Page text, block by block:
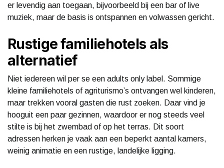
er levendig aan toegaan, bijvoorbeeld bij een bar of live
muziek, maar de basis is ontspannen en volwassen gericht.
Rustige familiehotels als
alternatief
Niet iedereen wil per se een adults only label. Sommige
kleine familiehotels of agriturismo’s ontvangen wel kinderen,
maar trekken vooral gasten die rust zoeken. Daar vind je
hooguit een paar gezinnen, waardoor er nog steeds veel
stilte is bij het zwembad of op het terras. Dit soort
adressen herken je vaak aan een beperkt aantal kamers,
weinig animatie en een rustige, landelijke ligging.